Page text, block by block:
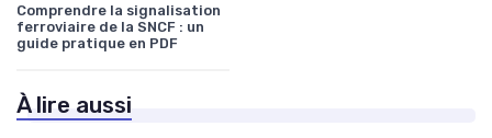
Comprendre la signalisation
ferroviaire de la SNCF : un
guide pratique en PDF
À lire aussi